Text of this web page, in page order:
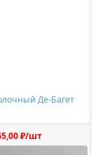
Де-Багет
₽/шт